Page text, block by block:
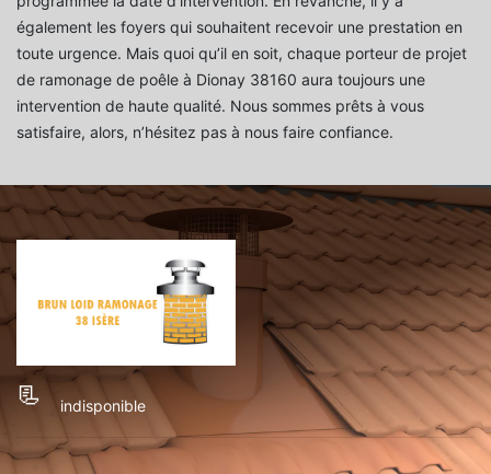
également les foyers qui souhaitent recevoir une prestation en
toute urgence. Mais quoi qu’il en soit, chaque porteur de projet
de ramonage de poêle à Dionay 38160 aura toujours une
intervention de haute qualité. Nous sommes prêts à vous
satisfaire, alors, n’hésitez pas à nous faire confiance.
indisponible